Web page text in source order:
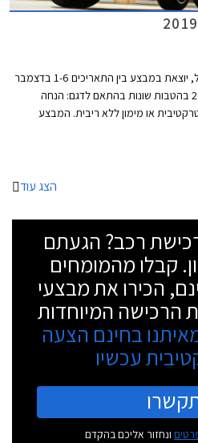
קבוצת סמל"ת, יבואנית ג'יפ לישראל, יוצאת במבצע בין התאריכים 1-6 בדצמבר
2019 במסגרתו יוצעו דגמי ג'יפ 2020 בהטבות שונות בהתאם לדגם: הנחה
או מימון ללא ריבית. המבצע
הצג עוד
רכב? הגעתם
קבלו מהמומחים
הכירו את מבצעי
הרכישה המיוחדות
בחינם הצעה
עכשיו
ונחזור אליכם בהקדם